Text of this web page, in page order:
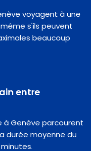
voyagent à une
s'ils peuvent
beaucoup
entre
à Genève parcourent
durée moyenne du